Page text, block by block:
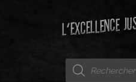
L'EXCELLENCE